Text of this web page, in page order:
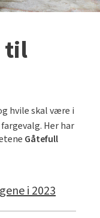
til
hvile skal være i
Her har
Gåtefull
i 2023